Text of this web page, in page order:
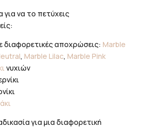
να το πετύχεις
διαφορετικές αποχρώσεις: Marble
, Marble Lilac, Marble Pink
νυχιών
για μια διαφορετική